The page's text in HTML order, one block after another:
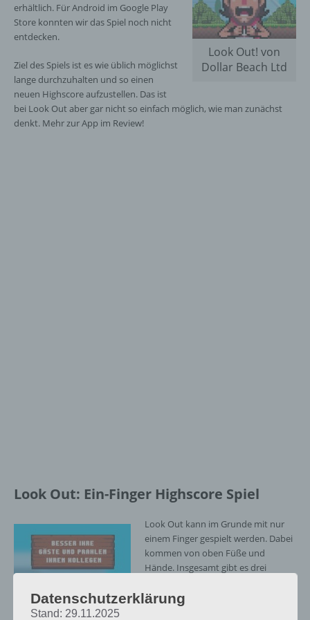
Look Out! von
Dollar Beach Ltd
erhältlich. Für Android im Google Play
Store konnten wir das Spiel noch nicht
entdecken.
Ziel des Spiels ist es wie üblich möglichst
lange durchzuhalten und so einen
neuen Highscore aufzustellen. Das ist
bei Look Out aber gar nicht so einfach möglich, wie man zunächst
denkt. Mehr zur App im Review!
Look Out: Ein-Finger Highscore Spiel
Look Out kann im Grunde mit nur
einem Finger gespielt werden. Dabei
kommen von oben Füße und
Hände. Insgesamt gibt es drei
muss man möglichst schnell auf den
Datenschutzerklärung
Stand: 29.11.2025